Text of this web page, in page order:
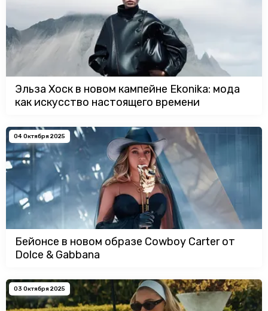
Эльза Хоск в новом кампейне Ekonika: мода
как искусство настоящего времени
04 Октября 2025
Бейонсе в новом образе Cowboy Carter от
Dolce & Gabbana
03 Октября 2025